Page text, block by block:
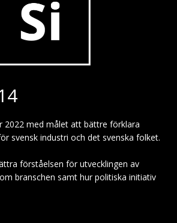
2022 med målet att bättre förklara
svensk industri och det svenska folket.
förståelsen för utvecklingen av
branschen samt hur politiska initiativ